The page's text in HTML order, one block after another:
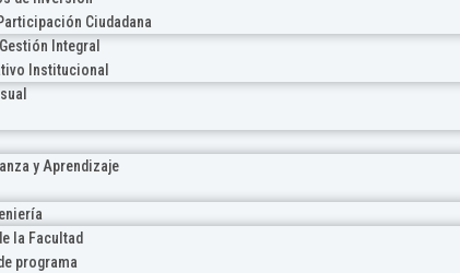
Ciudadana
Integral
Institucional
y Aprendizaje
la Facultad
programa